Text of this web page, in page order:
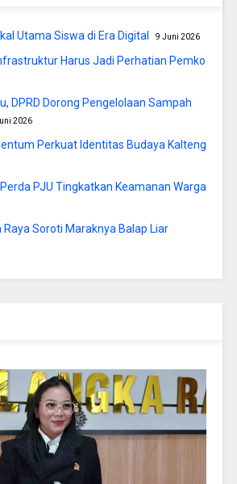
Utama Siswa di Era Digital 9 Juni 2026
Harus Jadi Perhatian Pemko
DPRD Dorong Pengelolaan Sampah
2026
Perkuat Identitas Budaya Kalteng
PJU Tingkatkan Keamanan Warga
Raya Soroti Maraknya Balap Liar